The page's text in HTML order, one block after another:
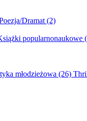
Dramat (2)
popularnonaukowe
młodzieżowa (26)